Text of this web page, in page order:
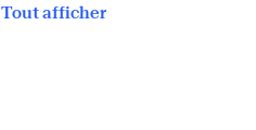
Tout afficher